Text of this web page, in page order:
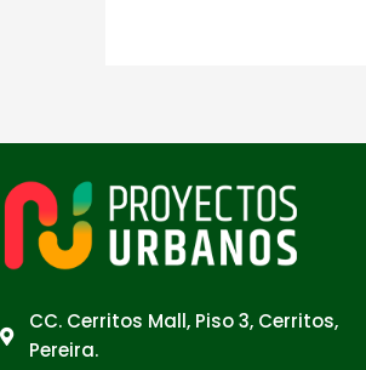
CC. Cerritos Mall, Piso 3, Cerritos,
Pereira.